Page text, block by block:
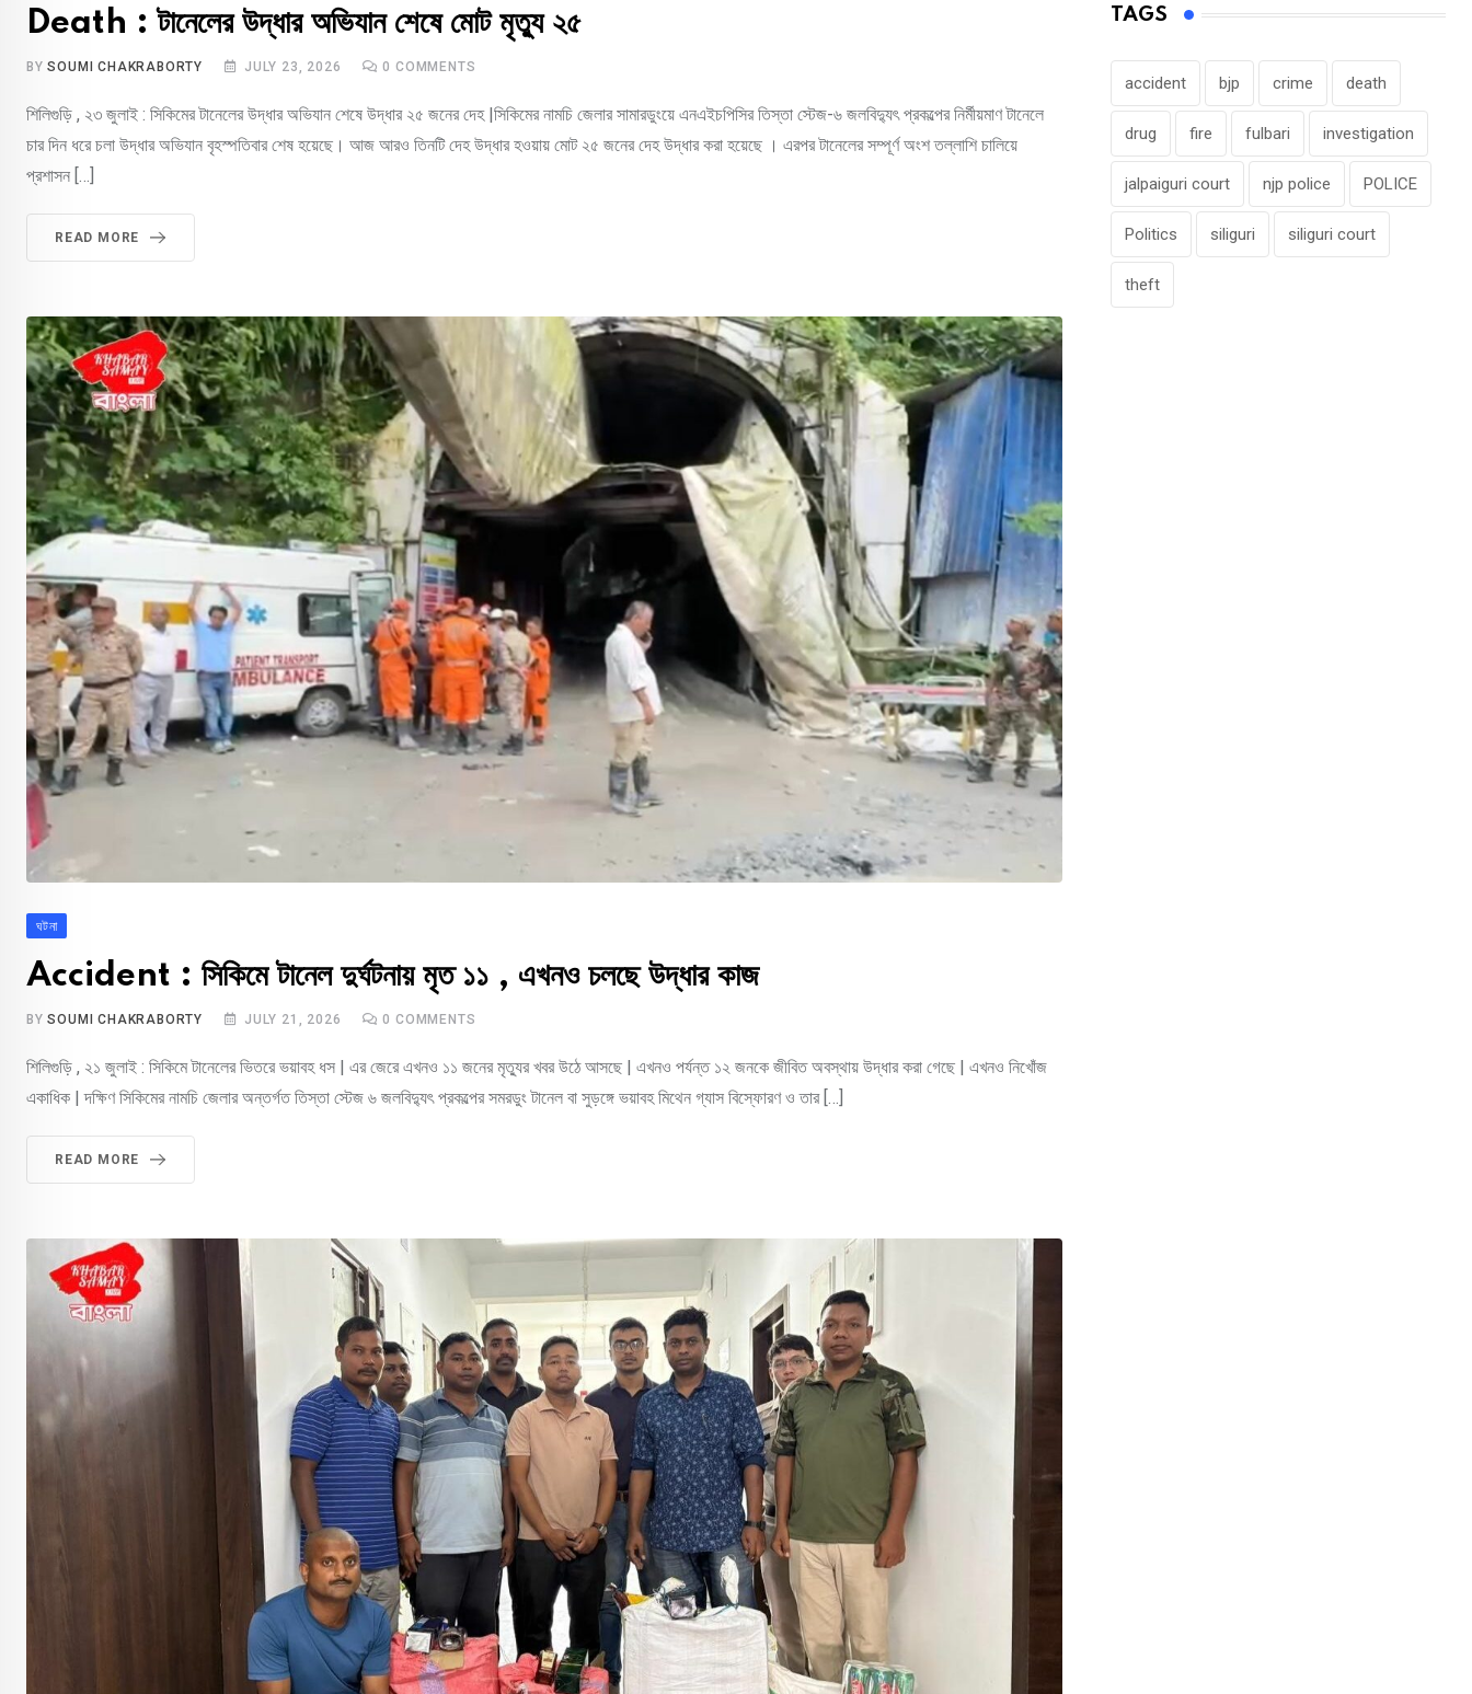
Death : টানেলের উদ্ধার অভিযান শেষে মোট মৃত্যু ২৫
BYSOUMI CHAKRABORTY JULY 23, 2026 0 COMMENTS
শিলিগুড়ি , ২৩ জুলাই : সিকিমের টানেলের উদ্ধার অভিযান শেষে উদ্ধার ২৫ জনের দেহ |সিকিমের নামচি জেলার সামারডুংয়ে এনএইচপিসির তিস্তা স্টেজ-৬ জলবিদ্যুৎ প্রকল্পের নির্মীয়মাণ টানেলে
চার দিন ধরে চলা উদ্ধার অভিযান বৃহস্পতিবার শেষ হয়েছে। আজ আরও তিনটি দেহ উদ্ধার হওয়ায় মোট ২৫ জনের দেহ উদ্ধার করা হয়েছে । এরপর টানেলের সম্পূর্ণ অংশ তল্লাশি চালিয়ে
প্রশাসন […]
READ MORE
ঘটনা
Accident : সিকিমে টানেল দুর্ঘটনায় মৃত ১১ , এখনও চলছে উদ্ধার কাজ
BYSOUMI CHAKRABORTY JULY 21, 2026 0 COMMENTS
শিলিগুড়ি , ২১ জুলাই : সিকিমে টানেলের ভিতরে ভয়াবহ ধস | এর জেরে এখনও ১১ জনের মৃত্যুর খবর উঠে আসছে | এখনও পর্যন্ত ১২ জনকে জীবিত অবস্থায় উদ্ধার করা গেছে | এখনও নিখোঁজ
একাধিক | দক্ষিণ সিকিমের নামচি জেলার অন্তর্গত তিস্তা স্টেজ ৬ জলবিদ্যুৎ প্রকল্পের সমরডুং টানেল বা সুড়ঙ্গে ভয়াবহ মিথেন গ্যাস বিস্ফোরণ ও তার […]
READ MORE
TAGS
accident bjp crime death
drug fire fulbari investigation
jalpaiguri court njp police POLICE
Politics siliguri siliguri court
theft